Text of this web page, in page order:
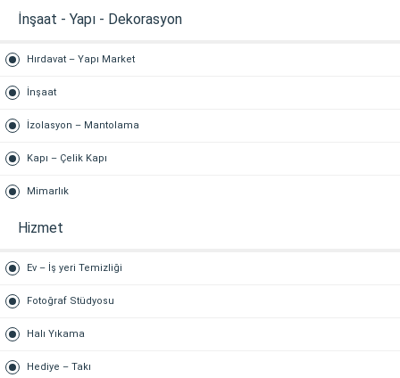
İnşaat - Yapı - Dekorasyon
Hırdavat – Yapı Market
İnşaat
İzolasyon – Mantolama
Kapı – Çelik Kapı
Mimarlık
Hizmet
Ev – İş yeri Temizliği
Fotoğraf Stüdyosu
Halı Yıkama
Hediye – Takı